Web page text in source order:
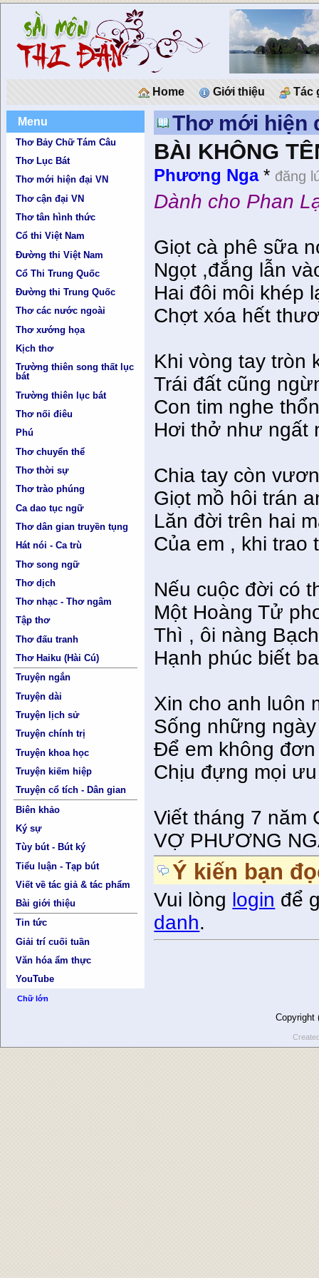
Home Giới thiệu Tác
Menu
Thơ Bảy Chữ Tám Câu
Thơ Lục Bát
Thơ mới hiện đại VN
Thơ cận đại VN
Thơ tân hình thức
Cổ thi Việt Nam
Đường thi Việt Nam
Cổ Thi Trung Quốc
Đường thi Trung Quốc
Thơ các nước ngoài
Thơ xướng họa
Kịch thơ
Trường thiên song thất lục
bát
Trường thiên lục bát
Thơ nối điêu
Phú
Thơ chuyển thể
Thơ thời sự
Thơ trào phúng
Ca dao tục ngữ
Thơ dân gian truyền tụng
Hát nói - Ca trù
Thơ song ngữ
Thơ dịch
Thơ nhạc - Thơ ngâm
Tập thơ
Thơ đấu tranh
Thơ Haiku (Hài Cú)
Truyện ngắn
Truyện dài
Truyện lịch sử
Truyện chính trị
Truyện khoa học
Truyện kiếm hiệp
Truyện cổ tích - Dân gian
Biên khảo
Ký sự
Tùy bút - Bút ký
Tiểu luận - Tạp bút
Viết về tác giả & tác phẩm
Bài giới thiệu
Tin tức
Giải trí cuối tuần
Văn hóa ẩm thực
YouTube
Chữ lớn
Thơ mới hiện
BÀI KHÔNG
Phương Nga* đăng
Dành cho Phan
Giọt cà phê sữa
Ngọt ,đắng lẫn
Hai đôi môi khép
Chợt xóa hết
Khi vòng tay tròn
Trái đất cũng
Con tim nghe
Hơi thở như ngất
Chia tay còn
Giọt mồ hôi trán
Lăn đời trên hai
Của em , khi trao
Nếu cuộc đời có
Một Hoàng Tử
Thì , ôi nàng
Hạnh phúc biết
Xin cho anh luôn
Sống những
Để em không
Chịu đựng mọi
Viết tháng 7 năm
VỢ PHƯƠNG
Ý kiến bạn
Vui lòng login để
danh.
Copyright